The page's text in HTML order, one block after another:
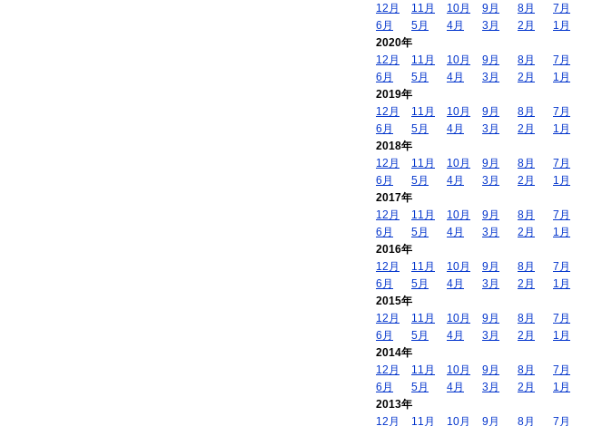
12月
11月 10月 9月 8月
7月
6月
5月 4月 3月 2月
1月
2020年
12月
11月 10月 9月 8月
7月
6月
5月 4月 3月 2月
1月
2019年
12月
11月 10月 9月 8月
7月
6月
5月 4月 3月 2月
1月
2018年
12月
11月 10月 9月 8月
7月
6月
5月 4月 3月 2月
1月
2017年
12月
11月 10月 9月 8月
7月
6月
5月 4月 3月 2月
1月
2016年
12月
11月 10月 9月 8月
7月
6月
5月 4月 3月 2月
1月
2015年
12月
11月 10月 9月 8月
7月
6月
5月 4月 3月 2月
1月
2014年
12月
11月 10月 9月 8月
7月
6月
5月 4月 3月 2月
1月
2013年
12月
11月 10月 9月 8月 7月